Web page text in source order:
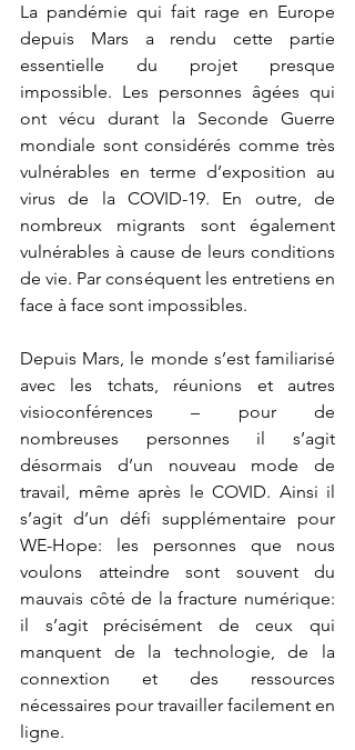
La pandémie qui fait rage en Europe
depuis Mars a rendu cette partie
essentielle du projet presque
impossible. Les personnes âgées qui
ont vécu durant la Seconde Guerre
mondiale sont considérés comme très
vulnérables en terme d’exposition au
virus de la COVID-19. En outre, de
nombreux migrants sont également
vulnérables à cause de leurs conditions
de vie. Par conséquent les entretiens en
face à face sont impossibles.
Depuis Mars, le monde s’est familiarisé
avec les tchats, réunions et autres
visioconférences – pour de
nombreuses personnes il s’agit
désormais d’un nouveau mode de
travail, même après le COVID. Ainsi il
s’agit d’un défi supplémentaire pour
WE-Hope: les personnes que nous
voulons atteindre sont souvent du
mauvais côté de la fracture numérique:
il s’agit précisément de ceux qui
manquent de la technologie, de la
connextion et des ressources
nécessaires pour travailler facilement en
ligne.